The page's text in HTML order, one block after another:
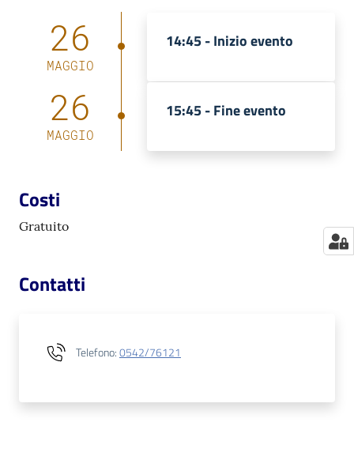
26
MAGGIO
14:45 -Inizio evento
26
MAGGIO
15:45 -Fine evento
Costi
Gratuito
Contatti
Telefono:0542/76121